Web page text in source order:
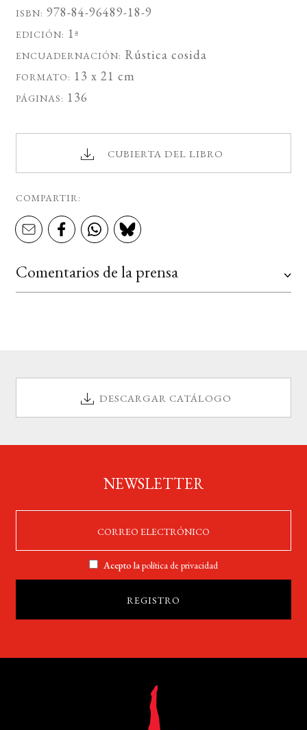
ISBN: 978-84-96489-18-9
EDICIÓN: 1ª
ENCUADERNACIÓN: Rústica cosida
FORMATO: 13 x 21 cm
PÁGINAS: 136
CUBIERTA DEL LIBRO
COMPARTIR:
Comentarios de la prensa
DESCARGAR CATÁLOGO
NEWSLETTER
Acepto lapolítica de privacidad